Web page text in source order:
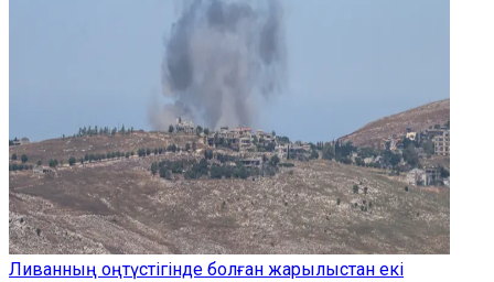
Ливанның оңтүстігінде болған жарылыстан екі